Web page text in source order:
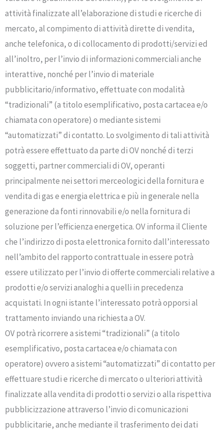
attività finalizzate all’elaborazione di studi e ricerche di
mercato, al compimento di attività dirette di vendita,
anche telefonica, o di collocamento di prodotti/servizi ed
all’inoltro, per l’invio di informazioni commerciali anche
interattive, nonché per l’invio di materiale
pubblicitario/informativo, effettuate con modalità
“tradizionali” (a titolo esemplificativo, posta cartacea e/o
chiamata con operatore) o mediante sistemi
“automatizzati” di contatto. Lo svolgimento di tali attività
potrà essere effettuato da parte di OV nonché di terzi
soggetti, partner commerciali di OV, operanti
principalmente nei settori merceologici della fornitura e
vendita di gas e energia elettrica e più in generale nella
generazione da fonti rinnovabili e/o nella fornitura di
soluzione per l’efficienza energetica. OV informa il Cliente
che l’indirizzo di posta elettronica fornito dall’interessato
nell’ambito del rapporto contrattuale in essere potrà
essere utilizzato per l’invio di offerte commerciali relative a
prodotti e/o servizi analoghi a quelli in precedenza
acquistati. In ogni istante l’interessato potrà opporsi al
trattamento inviando una richiesta a OV.
OV potrà ricorrere a sistemi “tradizionali” (a titolo
esemplificativo, posta cartacea e/o chiamata con
operatore) ovvero a sistemi “automatizzati” di contatto per
effettuare studi e ricerche di mercato o ulteriori attività
finalizzate alla vendita di prodotti o servizi o alla rispettiva
pubblicizzazione attraverso l’invio di comunicazioni
pubblicitarie, anche mediante il trasferimento dei dati